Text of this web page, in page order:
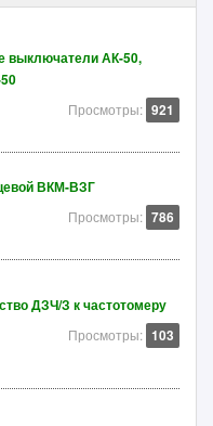
выключатели АК-50,
Просмотры: 921
ВКМ-ВЗГ
Просмотры: 786
ДЗЧ/З к частотомеру
Просмотры: 103